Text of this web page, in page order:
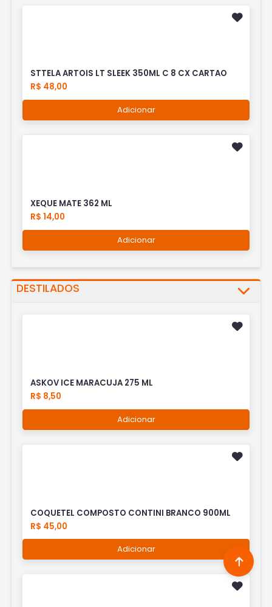
STTELA ARTOIS LT SLEEK 350ML C 8 CX CARTAO
R$ 48,00
Adicionar
XEQUE MATE 362 ML
R$ 14,00
Adicionar
DESTILADOS
ASKOV ICE MARACUJA 275 ML
R$ 8,50
Adicionar
COQUETEL COMPOSTO CONTINI BRANCO 900ML
R$ 45,00
Adicionar